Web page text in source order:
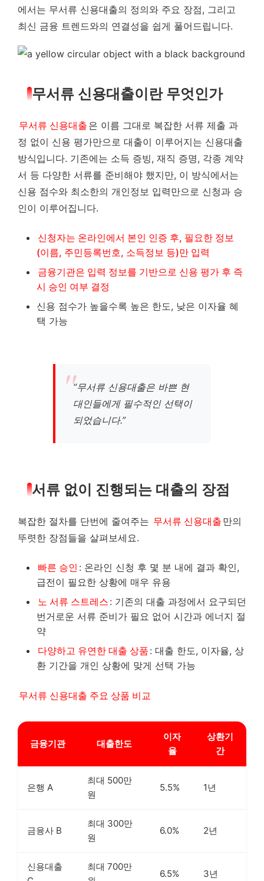
에서는 무서류 신용대출의 정의와 주요 장점, 그리고
최신 금융 트렌드와의 연결성을 쉽게 풀어드립니다.
무서류 신용대출이란 무엇인가
무서류 신용대출 은 이름 그대로 복잡한 서류 제출 과
정 없이 신용 평가만으로 대출이 이루어지는 신용대출
방식입니다. 기존에는 소득 증빙, 재직 증명, 각종 계약
서 등 다양한 서류를 준비해야 했지만, 이 방식에서는
신용 점수와 최소한의 개인정보 입력만으로 신청과 승
인이 이루어집니다.
신청자는 온라인에서 본인 인증 후, 필요한 정보
(이름, 주민등록번호, 소득정보 등)만 입력
금융기관은 입력 정보를 기반으로 신용 평가 후 즉
시 승인 여부 결정
신용 점수가 높을수록 높은 한도, 낮은 이자율 혜
택 가능
“무서류 신용대출은 바쁜 현
대인들에게 필수적인 선택이
되었습니다.”
서류 없이 진행되는 대출의 장점
복잡한 절차를 단번에 줄여주는 무서류 신용대출 만의
뚜렷한 장점들을 살펴보세요.
빠른 승인 : 온라인 신청 후 몇 분 내에 결과 확인,
급전이 필요한 상황에 매우 유용
노 서류 스트레스 : 기존의 대출 과정에서 요구되던
번거로운 서류 준비가 필요 없어 시간과 에너지 절
약
다양하고 유연한 대출 상품 : 대출 한도, 이자율, 상
환 기간을 개인 상황에 맞게 선택 가능
무서류 신용대출 주요 상품 비교
금융기관 대출한도
이자
율
상환기
간
은행 A
최대 500만
원
5.5% 1년
금융사 B
최대 300만
원
6.0% 2년
신용대출
최대 700만
6.5% 3년